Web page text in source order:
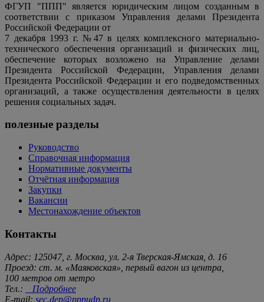
ФГУП "ППП" является юридическим лицом созданным в
соответствии с приказом Управления делами Президента
Российской Федерации от
7 декабря 1993 г. №47 в целях комплексного материально-
технического обеспечения организаций и физических лиц,
обеспечение которых возложено на Управление делами
Президента Российской Федерации, Управления делами
Президента Российской Федерации и его подведомственных
организаций, а также осуществления деятельности в целях
решения социальных задач.
полезные разделы
Руководство
Справочная информация
Нормативные документы
Отчётная информация
Закупки
Вакансии
Местонахождение объектов
Контакты
Адрес: 125047, г. Москва, ул. 2-я Тверская-Ямская, д. 16
Проезд: ст. м. «Маяковская», первый вагон из центра,
100 метров от метро
Тел.:
Подробнее
E-mail: sec.dep@pppudp.ru